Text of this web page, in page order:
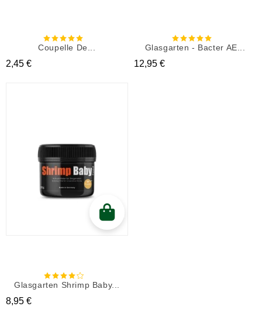
Coupelle De...
Prix
2,45 €
Glasgarten - Bacter AE...
Prix
12,95 €
Glasgarten Shrimp Baby...
Prix
8,95 €